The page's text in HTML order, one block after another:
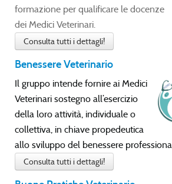
formazione per qualificare le docenze
dei Medici Veterinari.
Consulta tutti i dettagli!
Benessere Veterinario
Il gruppo intende fornire ai Medici
Veterinari sostegno all’esercizio
della loro attività, individuale o
collettiva, in chiave propedeutica
allo sviluppo del benessere
Consulta tutti i dettagli!